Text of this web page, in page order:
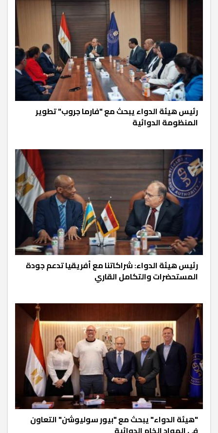
رئيس هيئة الدواء يبحث مع "فارما جروب" تطوير
المنظومة الدوائية
رئيس هيئة الدواء: شراكاتنا مع أفريقيا تدعم جودة
المستحضرات والتكامل القاري
"هيئة الدواء" يبحث مع "بيور سوليوشن" التعاون